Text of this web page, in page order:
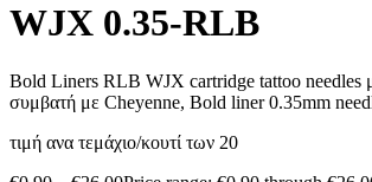
WJX 0.35-RLB
Bold Liners RLB WJX cartridge tattoo needles
συμβατή με Cheyenne, Bold liner 0.35mm
τιμή ανα τεμάχιο/κουτί των 20